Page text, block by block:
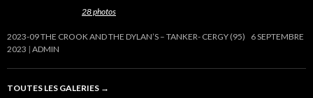
28 photos
2023-09 THE CROOK AND THE DYLAN’S – TANKER- CERGY (95)
6 SEPTEMBRE
2023 ADMIN
TOUTES LES GALERIES →